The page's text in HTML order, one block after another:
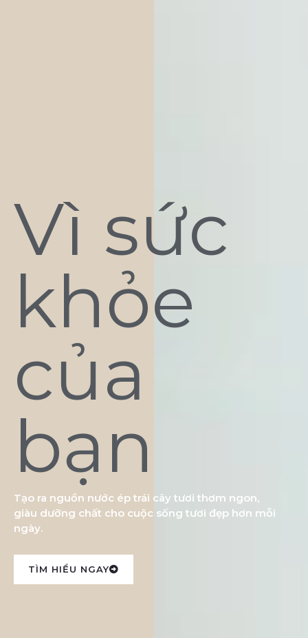
Vì sức
khỏe
của
bạn
Tạo ra nguồn nước ép trái cây tươi thơm ngon,
giàu dưỡng chất cho cuộc sống tươi đẹp hơn mỗi
ngày.
TÌM HIỂU NGAY